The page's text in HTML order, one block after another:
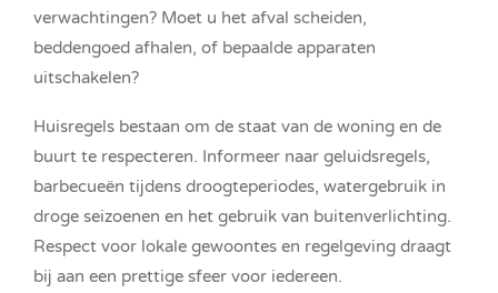
verwachtingen? Moet u het afval scheiden,
beddengoed afhalen, of bepaalde apparaten
uitschakelen?
Huisregels bestaan om de staat van de woning en de
buurt te respecteren. Informeer naar geluidsregels,
barbecueën tijdens droogteperiodes, watergebruik in
droge seizoenen en het gebruik van buitenverlichting.
Respect voor lokale gewoontes en regelgeving draagt
bij aan een prettige sfeer voor iedereen.